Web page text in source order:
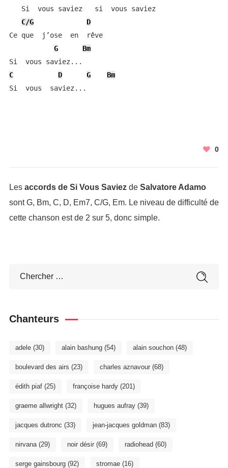
   Si  vous saviez   si  vous saviez
C/G
D
Ce que  j’ose  en  rêve
G
Bm
C
D G
Bm
Si  vous  saviez...
0
Les accords de Si Vous Saviezde Salvatore Adamo
sont G, Bm, C, D, Em7, C/G, Em. Le niveau de difficulté de
cette chanson est de 2 sur 5, donc simple.
Chanteurs
adele(30) alain bashung(54) alain souchon(48)
boulevard des airs (23) charles aznavour(68)
édith piaf(25) françoise hardy(201)
graeme allwright(32) hugues aufray(39)
jacques dutronc (33) jean-jacques goldman(83)
nirvana(29) noir désir(69) radiohead (60)
serge gainsbourg(92) stromae(16)